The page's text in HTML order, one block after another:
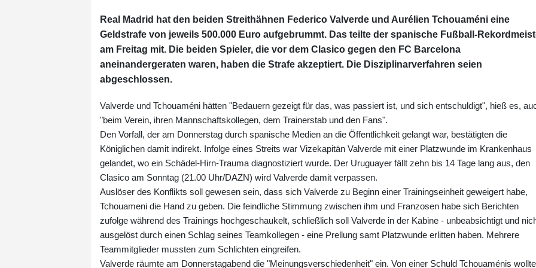
Real Madrid hat den beiden Streithähnen Federico Valverde und Aurélien Tchouaméni eine
Geldstrafe von jeweils 500.000 Euro aufgebrummt. Das teilte der spanische Fußball-
am Freitag mit. Die beiden Spieler, die vor dem Clasico gegen den FC Barcelona
aneinandergeraten waren, haben die Strafe akzeptiert. Die Disziplinarverfahren seien
abgeschlossen.
Valverde und Tchouaméni hätten "Bedauern gezeigt für das, was passiert ist, und sich entschuldigt", hieß es,
"beim Verein, ihren Mannschaftskollegen, dem Trainerstab und den Fans".
Den Vorfall, der am Donnerstag durch spanische Medien an die Öffentlichkeit gelangt war, bestätigten die
Königlichen damit indirekt. Infolge eines Streits war Vizekapitän Valverde mit einer Platzwunde im Krankenhaus
gelandet, wo ein Schädel-Hirn-Trauma diagnostiziert wurde. Der Uruguayer fällt zehn bis 14 Tage lang aus, den
Clasico am Sonntag (21.00 Uhr/DAZN) wird Valverde damit verpassen.
Auslöser des Konflikts soll gewesen sein, dass sich Valverde zu Beginn einer Trainingseinheit geweigert habe,
Tchouameni die Hand zu geben. Die feindliche Stimmung zwischen ihm und Franzosen habe sich Berichten
zufolge während des Trainings hochgeschaukelt, schließlich soll Valverde in der Kabine - unbeabsichtigt und
ausgelöst durch einen Schlag seines Teamkollegen - eine Prellung samt Platzwunde erlitten haben. Mehrere
Teammitglieder mussten zum Schlichten eingreifen.
Valverde räumte am Donnerstagabend die "Meinungsverschiedenheit" ein. Von einer Schuld Tchouaménis wollte